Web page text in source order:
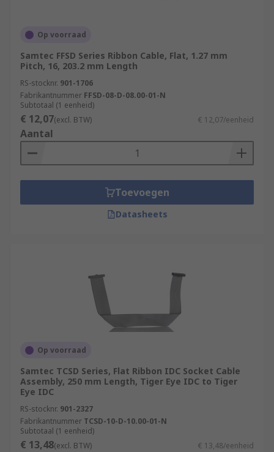
Op voorraad
Samtec FFSD Series Ribbon Cable, Flat, 1.27 mm
Pitch, 16, 203.2 mm Length
RS-stocknr. 901-1706
Fabrikantnummer FFSD-08-D-08.00-01-N
Subtotaal (1 eenheid)
€ 12,07(excl. BTW) € 12,07/eenheid
Aantal
Toevoegen
Datasheets
Op voorraad
Samtec TCSD Series, Flat Ribbon IDC Socket Cable
Assembly, 250 mm Length, Tiger Eye IDC to Tiger
Eye IDC
RS-stocknr. 901-2327
Fabrikantnummer TCSD-10-D-10.00-01-N
Subtotaal (1 eenheid)
€ 13,48(excl. BTW) € 13,48/eenheid